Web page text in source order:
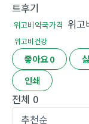
트후기
위고비약국가격 위고
위고비건강
좋아요0
인쇄
전체 0